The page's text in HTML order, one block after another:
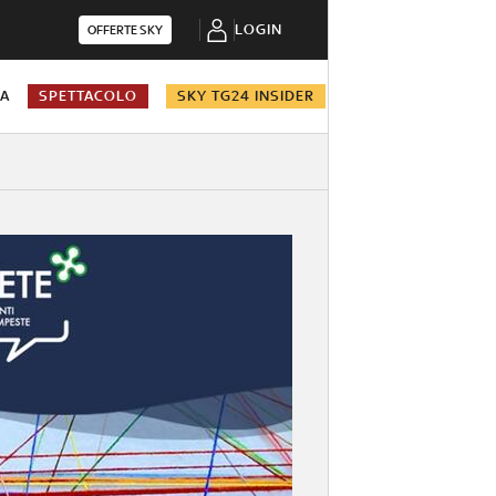
OFFERTE SKY LOGIN
SPETTACOLO SKY TG24 INSIDER